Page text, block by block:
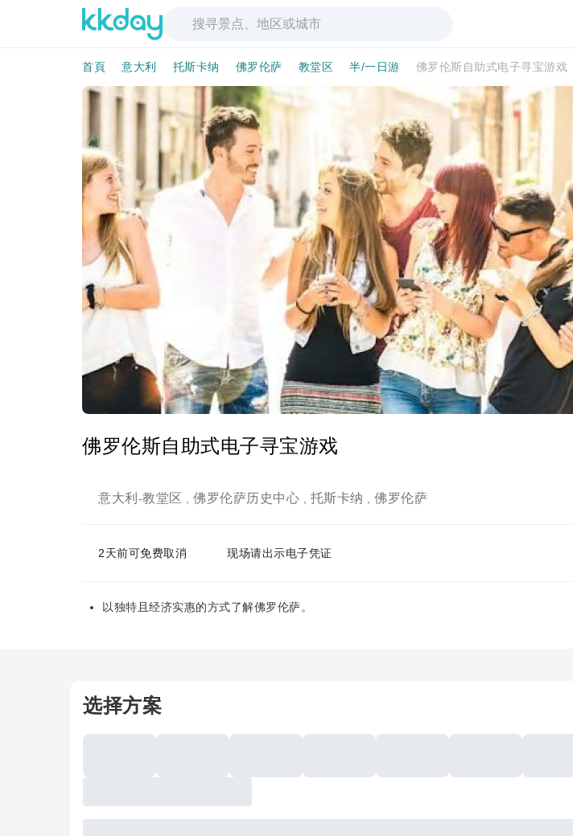
首頁 意大利 托斯卡纳 佛罗伦萨 教堂区 半/一日游 佛罗伦斯自助式电子寻宝游戏
佛罗伦斯自助式电子寻宝游戏
意大利 -教堂区 佛罗伦萨历史中心 托斯卡纳 佛罗伦萨
2天前可免费取消 现场请出示电子凭证
以独特且经济实惠的方式了解佛罗伦萨。
选择方案